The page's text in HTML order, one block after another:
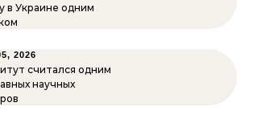
в Украине одним
2026
считался одним
научных